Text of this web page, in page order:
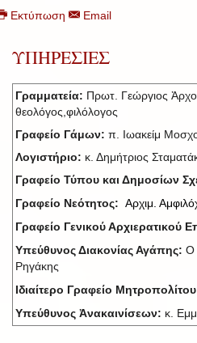
Εκτύπωση Email
ΥΠΗΡΕΣΙΕΣ
Γραμματεία: Πρωτ. Γεώργιος
θεολόγος,φιλόλογος
Γραφείο Γάμων: π. Ιωακείμ
Λογιστήριο: κ. Δημήτριος
Γραφείο Τύπου και Δημοσίων
Γραφείο Νεότητος: Αρχιμ.
Γραφείο Γενικού Αρχιερατικού
Υπεύθυνος Διακονίας Αγάπης: Ο
Ρηγάκης
Ιδιαίτερο Γραφείο
Υπεύθυνος Ἀνακαινίσεων: κ.